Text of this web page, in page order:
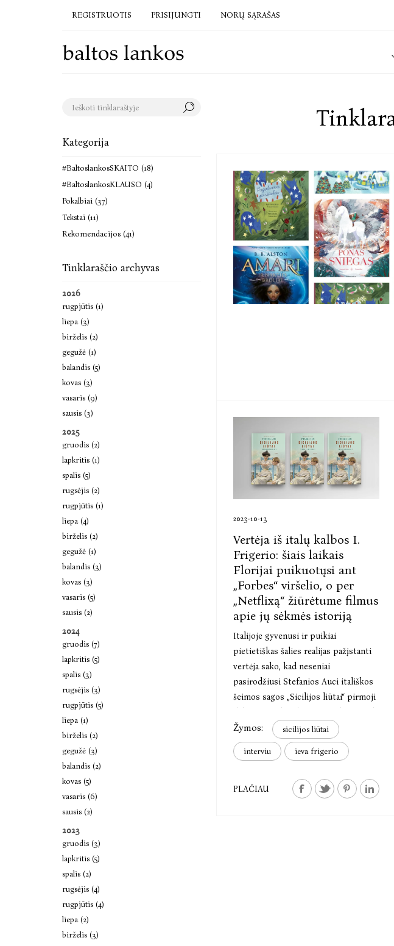
REGISTRUOTIS PRISIJUNGTI NORŲ SĄRAŠAS
2023-10-13
Vertėja iš italų kalbos I.
Frigerio: šiais laikais
Florijai puikuotųsi ant
„Forbes“ viršelio, o per
„Netflixą“ žiūrėtume filmus
apie jų sėkmės istoriją
Italijoje gyvenusi ir puikiai
pietietiškas šalies realijas pažįstanti
vertėja sako, kad neseniai
pasirodžiusi Stefanios Auci itališkos
šeimos sagos „Sicilijos liūtai“ pirmoji
Sicilijos salai, o istorinių įvykių fone
besiskleidžiantis knygos siužetas be
galo aktualus ir šiems laikams. Vertėja
dalį jau perskaičiusiems ir
Žymos: sicilijos liūtai
interviu ieva frigerio
PLAČIAU
Kategorija
#BaltoslankosSKAITO (18)
#BaltoslankosKLAUSO (4)
Pokalbiai (37)
Tekstai (11)
Rekomendacijos (41)
Tinklaraščio archyvas
2026
rugpjūtis (1)
liepa (3)
birželis (2)
gegužė (1)
balandis (5)
kovas (3)
vasaris (9)
sausis (3)
2025
gruodis (2)
lapkritis (1)
spalis (5)
rugsėjis (2)
rugpjūtis (1)
liepa (4)
birželis (2)
gegužė (1)
balandis (3)
kovas (3)
vasaris (5)
sausis (2)
2024
gruodis (7)
lapkritis (5)
spalis (3)
rugsėjis (3)
rugpjūtis (5)
liepa (1)
birželis (2)
gegužė (3)
balandis (2)
kovas (5)
vasaris (6)
sausis (2)
2023
gruodis (3)
lapkritis (5)
spalis (2)
rugsėjis (4)
rugpjūtis (4)
liepa (2)
birželis (3)